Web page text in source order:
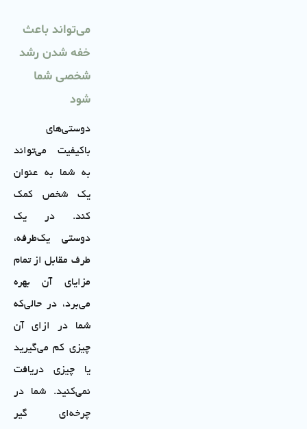
می‌تواند باعث
خفه شدن رشد
شخصی شما
شود
دوستی‌های
باکیفیت می‌تواند
به شما به عنوان
یک شخص کمک
کند. در یک
دوستی یک‌طرفه،
طرف مقابل از تمام
مزایای آن بهره
می‌برد، در حالی‌که
شما در ازای آن
چیزی کم می‌گیرید
یا چیزی دریافت
نمی‌کنید. شما در
چرخه‌ای گیر